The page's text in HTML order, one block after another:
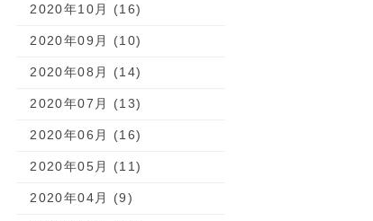
2020年10月 (16)
2020年09月 (10)
2020年08月 (14)
2020年07月 (13)
2020年06月 (16)
2020年05月 (11)
2020年04月 (9)